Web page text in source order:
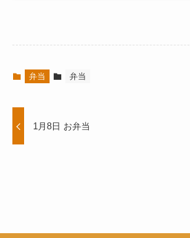
弁当 弁当
1月8日 お弁当